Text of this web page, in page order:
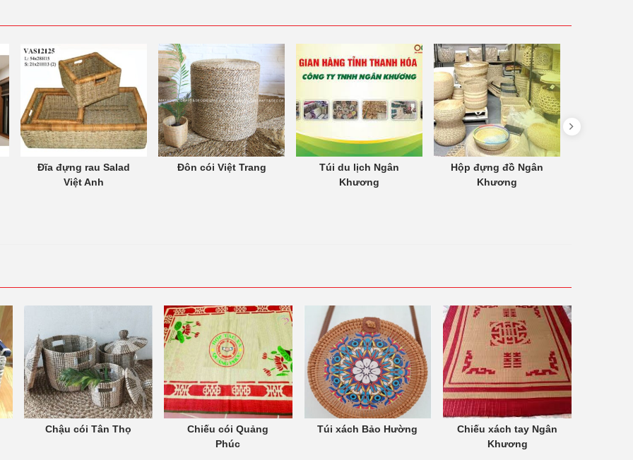
Đĩa đựng rau Salad
Việt Anh
Đôn cói Việt Trang
Túi du lịch Ngân
Khương
Hộp đựng đồ Ngân
Khương
Chậu cói Tân Thọ
Chiếu cói Quảng
Phúc
Túi xách Bảo Hường
Chiếu xách tay Ngân
Khương